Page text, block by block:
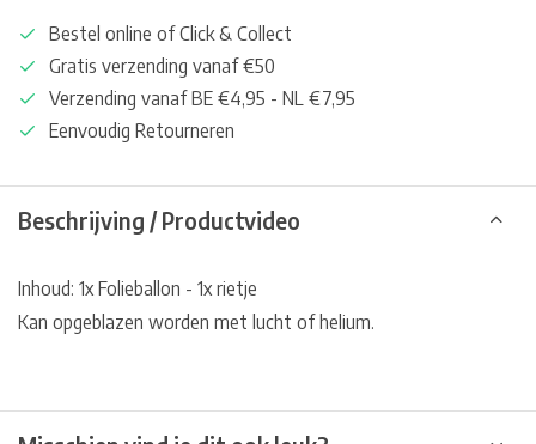
Bestel online of Click & Collect
Gratis verzending vanaf €50
Verzending vanaf BE €4,95 - NL €7,95
Eenvoudig Retourneren
Beschrijving / Productvideo
Inhoud: 1x Folieballon - 1x rietje
Kan opgeblazen worden met lucht of helium.